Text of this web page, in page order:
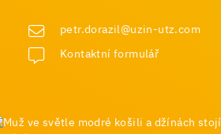
petr.dorazil@uzin-utz.com
Kontaktní formulář